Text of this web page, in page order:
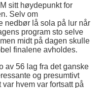
sitt høydepunkt for
Selv om
nedbør lå sola på lur når
program sto selve
midt på dagen skulle
finalene avholdes.
av 56 lag fra det ganske
og presumtivt
hvem var fortsatt på